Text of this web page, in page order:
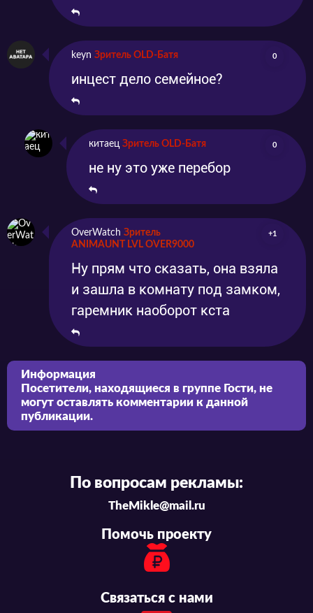
keyn Зритель OLD-Батя 0
инцест дело семейное?
китаец Зритель OLD-Батя 0
не ну это уже перебор
OverWatch Зритель
ANIMAUNT LVL OVER9000
+1
Ну прям что сказать, она взяла
и зашла в комнату под замком,
гаремник наоборот кста
Информация
Посетители, находящиеся в группе Гости, не
могут оставлять комментарии к данной
публикации.
По вопросам рекламы:
TheMikle@mail.ru
Помочь проекту
Связаться с нами